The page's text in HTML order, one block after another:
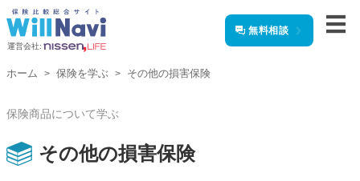
運営会社:
無料相談
ホーム 保険を学ぶ その他の損害保険
保険商品について学ぶ
その他の損害保険